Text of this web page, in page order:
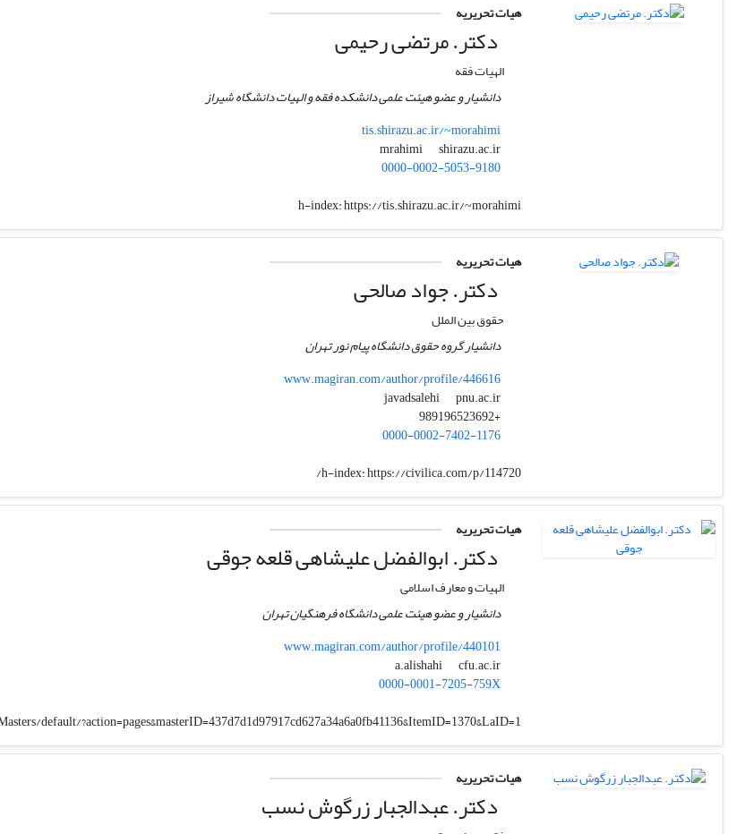
هیات تحریریه
دکتر. مرتضی رحیمی
الهیات فقه
دانشیار و عضو هیئت علمی دانشکده فقه و الهیات دانشگاه شیراز
tis.shirazu.ac.ir/~morahimi
mrahimi
shirazu.ac.ir
0000-0002-5053-9180
h-index:https://tis.shirazu.ac.ir/~morahimi
هیات تحریریه
دکتر. جواد صالحی
حقوق بین الملل
دانشیار گروه حقوق دانشگاه پیام نور تهران
www.magiran.com/author/profile/446616
javadsalehi
pnu.ac.ir
+989196523692
0000-0002-7402-1176
h-index:https://civilica.com/p/114720/
هیات تحریریه
دکتر. ابوالفضل علیشاهی قلعه جوقی
الهیات و معارف اسلامی
دانشیار و عضو هیئت علمی دانشگاه فرهنگیان تهران
www.magiran.com/author/profile/440101
a.alishahi
cfu.ac.ir
0000-0001-7205-759X
default/?action=pages&masterID=437d7d1d97917cd627a34a6a0fb41136&ItemID=1370&LaID=1
هیات تحریریه
دکتر. عبدالجبار زرگوش نسب